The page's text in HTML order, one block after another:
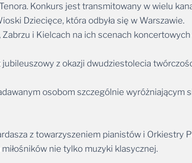
Konkurs jest transmitowany w wielu
Dziecięce, która odbyła się w Warszawie.
i Kielcach na ich scenach koncertowych
z okazji dwudziestolecia
osobom szczególnie wyróżniającym
z towarzyszeniem pianistów i Orkiestry
nie tylko muzyki klasycznej.